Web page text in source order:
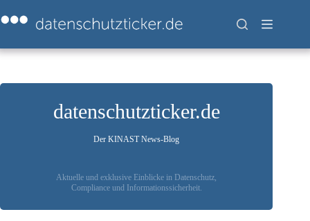
Inhalt
springen
datenschutzticker.de
Der KINAST News-Blog
Aktuelle und exklusive Einblicke in Datenschutz,
Compliance und Informationssicherheit.